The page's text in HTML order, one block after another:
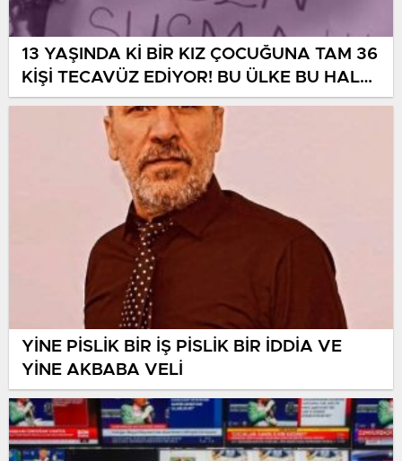
13 YAŞINDA Kİ BİR KIZ ÇOCUĞUNA TAM 36
KİŞİ TECAVÜZ EDİYOR! BU ÜLKE BU HALK
NEREYE SAVRULDU NASIL SAVRULDU!
YİNE PİSLİK BİR İŞ PİSLİK BİR İDDİA VE
YİNE AKBABA VELİ